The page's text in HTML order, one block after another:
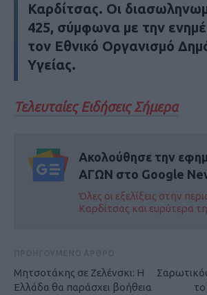
Καρδίτσας. Οι
425, σύμφωνα με την
τον Εθνικό Οργανισμό
Υγείας.
Τελευταίες Ειδήσεις Σήμερα
Ακολούθησε την
ΑΓΩΝ στο Google
Όλες οι εξελίξεις στην
Καρδίτσας και ευρύτερα
Μητσοτάκης σε Ζελένσκι: Η
Ελλάδα θα παράσχει βοήθεια